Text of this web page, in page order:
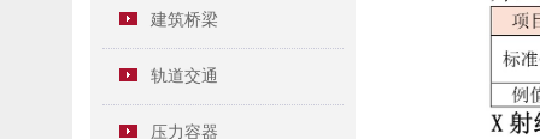
建筑桥梁
轨道交通
压力容器